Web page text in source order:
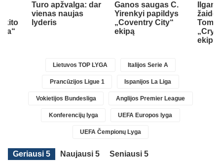
kito
Turo apžvalga: dar
vienas naujas
lyderis
Ganos saugas C.
Yirenkyi papildys
„Coventry City“
ekipą
ekipą
Lietuvos TOP LYGA Italijos Serie A
Prancūzijos Ligue 1 Ispanijos La Liga
Vokietijos Bundesliga Anglijos Premier League
Konferencijų lyga UEFA Europos lyga
UEFA Čempionų Lyga
Geriausi 5 Naujausi 5
Seniausi 5